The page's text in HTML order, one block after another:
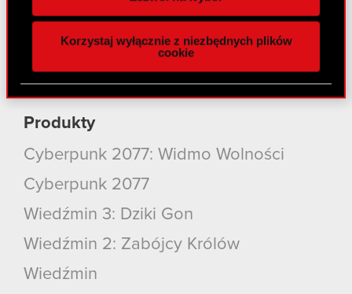
funkcje społecznościowe i analizować ruch w
naszej witrynie. Informacje o tym, jak korzystasz
z naszej witryny, udostępniamy partnerom
Partnerzy mogą połączyć te informacje z innymi
danymi otrzymanymi od Ciebie lub uzyskanymi
podczas korzystania z ich usług. Kontynuując
używanie plików cookie.
Korzystaj wyłącznie z niezbędnych plików
cookie
Kariera
Szukaj
Produkty
Cyberpunk 2077: Widmo Wolności
Cyberpunk 2077
Wiedźmin 3: Dziki Gon
Wiedźmin 2: Zabójcy Królów
Wiedźmin